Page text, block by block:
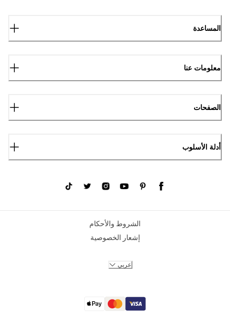
المساعدة
معلومات عنا
الصفحات
أدلة الأسلوب
الشروط والأحكام
إشعار الخصوصية
عربي